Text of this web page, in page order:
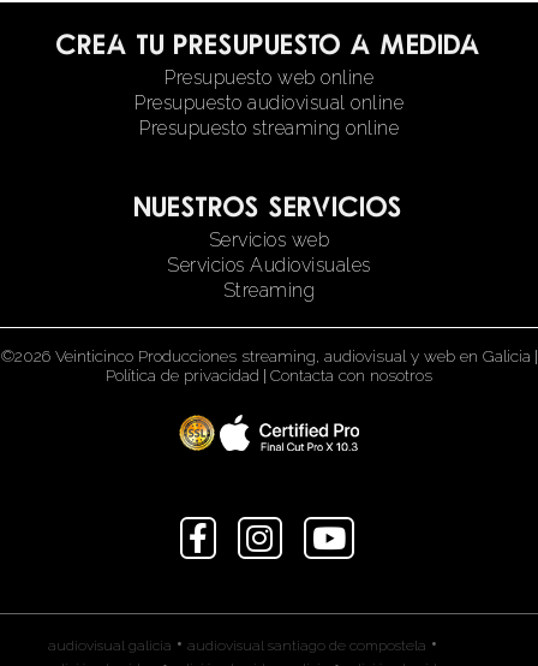
Crea tu presupuesto a medida
Presupuesto web online
Presupuesto audiovisual online
Presupuesto streaming online
Nuestros servicios
Servicios web
Servicios Audiovisuales
Streaming
©2026 Veinticinco Producciones streaming, audiovisual y web en Galicia |
Política de privacidad | Contacta con nosotros
audiovisual galicia • audiovisual santiago de compostela •